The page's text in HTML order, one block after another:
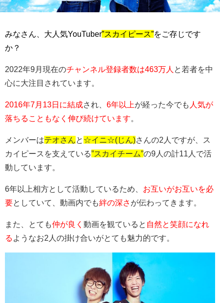
みなさん、大人気YouTuber”スカイピース”をご存じです
か？
2022年9月現在のチャンネル登録者数は463万人 と若者を中
心に大注目されています。
2016年7月13日に結成され、 6年以上が経った今でも 人気が
落ちることもなく伸び続けています
メンバーはテオさん と ☆イニ☆(じん)さんの2人ですが、ス
カイピースを支えている”スカイチーム”の9人の計11人で活
動しています。
6年以上相方として活動しているため、
お互いがお互いを必
要としていて、動画内でも絆の深さ が伝わってきます。
また、とても仲が良く 動画を観ていると 自然と笑顔になれ
る ようなお2人の掛け合いがとても魅力的です。